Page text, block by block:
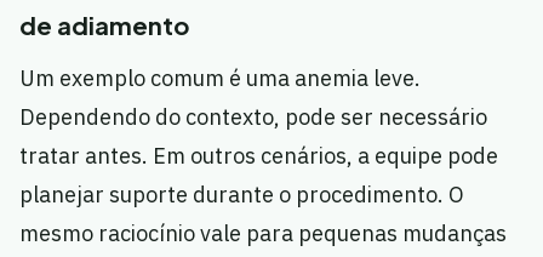
de adiamento
Um exemplo comum é uma anemia leve.
Dependendo do contexto, pode ser necessário
tratar antes. Em outros cenários, a equipe pode
planejar suporte durante o procedimento. O
mesmo raciocínio vale para pequenas mudanças